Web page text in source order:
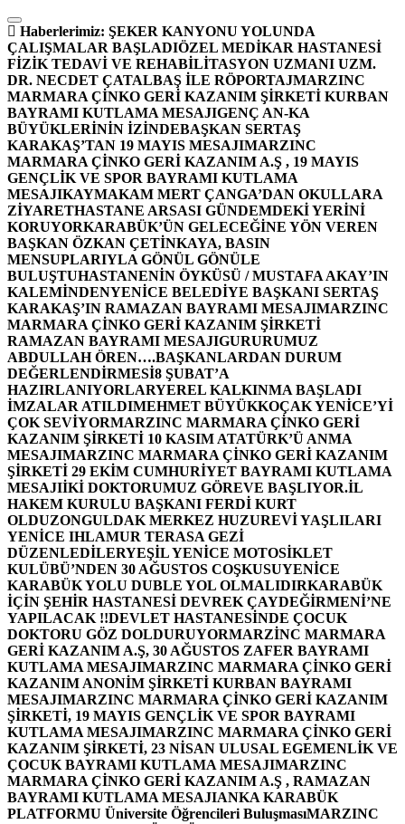
İçeriğe
atlaHaberlerimiz: ŞEKER KANYONU YOLUNDA
ÇALIŞMALAR BAŞLADIÖZEL MEDİKAR HASTANESİ
FİZİK TEDAVİ VE REHABİLİTASYON UZMANI UZM.
DR. NECDET ÇATALBAŞ İLE RÖPORTAJMARZINC
MARMARA ÇİNKO GERİ KAZANIM ŞİRKETİ KURBAN
BAYRAMI KUTLAMA MESAJIGENÇ AN-KA
BÜYÜKLERİNİN İZİNDEBAŞKAN SERTAŞ
KARAKAŞ’TAN 19 MAYIS MESAJIMARZINC
MARMARA ÇİNKO GERİ KAZANIM A.Ş , 19 MAYIS
GENÇLİK VE SPOR BAYRAMI KUTLAMA
MESAJIKAYMAKAM MERT ÇANGA’DAN OKULLARA
ZİYARETHASTANE ARSASI GÜNDEMDEKİ YERİNİ
KORUYORKARABÜK’ÜN GELECEĞİNE YÖN VEREN
BAŞKAN ÖZKAN ÇETİNKAYA, BASIN
MENSUPLARIYLA GÖNÜL GÖNÜLE
BULUŞTUHASTANENİN ÖYKÜSÜ / MUSTAFA AKAY’IN
KALEMİNDENYENİCE BELEDİYE BAŞKANI SERTAŞ
KARAKAŞ’IN RAMAZAN BAYRAMI MESAJIMARZINC
MARMARA ÇİNKO GERİ KAZANIM ŞİRKETİ
RAMAZAN BAYRAMI MESAJIGURURUMUZ
ABDULLAH ÖREN….BAŞKANLARDAN DURUM
DEĞERLENDİRMESİ8 ŞUBAT’A
HAZIRLANIYORLARYEREL KALKINMA BAŞLADI
İMZALAR ATILDIMEHMET BÜYÜKKOÇAK YENİCE’Yİ
ÇOK SEVİYORMARZINC MARMARA ÇİNKO GERİ
KAZANIM ŞİRKETİ 10 KASIM ATATÜRK’Ü ANMA
MESAJIMARZINC MARMARA ÇİNKO GERİ KAZANIM
ŞİRKETİ 29 EKİM CUMHURİYET BAYRAMI KUTLAMA
MESAJIİKİ DOKTORUMUZ GÖREVE BAŞLIYOR.İL
HAKEM KURULU BAŞKANI FERDİ KURT
OLDUZONGULDAK MERKEZ HUZUREVİ YAŞLILARI
YENİCE IHLAMUR TERASA GEZİ
DÜZENLEDİLERYEŞİL YENİCE MOTOSİKLET
KULÜBÜ’NDEN 30 AĞUSTOS COŞKUSUYENİCE
KARABÜK YOLU DUBLE YOL OLMALIDIRKARABÜK
İÇİN ŞEHİR HASTANESİ DEVREK ÇAYDEĞİRMENİ’NE
YAPILACAK !!DEVLET HASTANESİNDE ÇOCUK
DOKTORU GÖZ DOLDURUYORMARZİNC MARMARA
GERİ KAZANIM A.Ş, 30 AĞUSTOS ZAFER BAYRAMI
KUTLAMA MESAJIMARZINC MARMARA ÇİNKO GERİ
KAZANIM ANONİM ŞİRKETİ KURBAN BAYRAMI
MESAJIMARZINC MARMARA ÇİNKO GERİ KAZANIM
ŞİRKETİ, 19 MAYIS GENÇLİK VE SPOR BAYRAMI
KUTLAMA MESAJIMARZINC MARMARA ÇİNKO GERİ
KAZANIM ŞİRKETİ, 23 NİSAN ULUSAL EGEMENLİK VE
ÇOCUK BAYRAMI KUTLAMA MESAJIMARZINC
MARMARA ÇİNKO GERİ KAZANIM A.Ş , RAMAZAN
BAYRAMI KUTLAMA MESAJIANKA KARABÜK
PLATFORMU Üniversite Öğrencileri BuluşmasıMARZINC